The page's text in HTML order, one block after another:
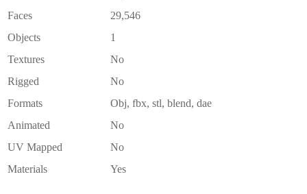
Faces
29,546
Objects
1
Textures
No
Rigged
No
Formats
Obj, fbx, stl, blend, dae
Animated
No
UV Mapped
No
Materials
Yes